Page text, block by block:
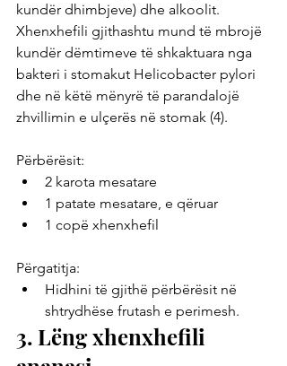
kundër dhimbjeve) dhe alkoolit.
Xhenxhefili gjithashtu mund të mbrojë
kundër dëmtimeve të shkaktuara nga
bakteri i stomakut Helicobacter pylori
dhe në këtë mënyrë të parandalojë
zhvillimin e ulçerës në stomak (4).
Përbërësit:
2 karota mesatare
1 patate mesatare, e qëruar
1 copë xhenxhefil
Përgatitja:
Hidhini të gjithë përbërësit në
shtrydhëse frutash e perimesh.
3. Lëng xhenxhefili